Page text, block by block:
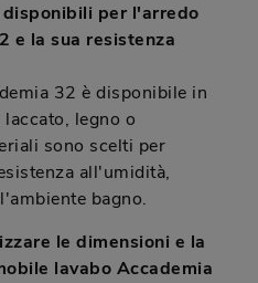
per l'arredo
e la sua resistenza
32 è disponibile in
legno o
sono scelti per
all'umidità,
bagno.
le dimensioni e la
lavabo Accademia